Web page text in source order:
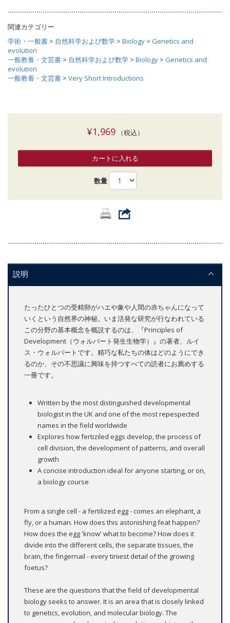
関連カテゴリー
学術・一般書 > 自然科学および数学 > Biology > Genetics and
evolution
一般教養・文芸書 > 自然科学および数学 > Biology > Genetics and
evolution
一般教養・文芸書 > Very Short Introductions
¥1,969（税込）
カートに入れる
数量
説明
たったひとつの受精卵がハエや象や人間の赤ちゃんになって
いくという自然界の神秘。いま活発な研究が行なわれている
この分野の基本概念を概説するのは、『Principles of
Development（ウォルパート発生生物学）』の著者、ルイ
ス・ウォルパートです。精巧な私たちの体はどのようにでき
るのか、その不思議に興味を持つすべての読者にお薦めする
一冊です。
Written by the most distinguished developmental
biologist in the UK and one of the most repespected
names in the field worldwide
Explores how fertiziled eggs develop, the process of
cell division, the development of patterns, and overall
growth
A concise introduction ideal for anyone starting, or on,
a biology course
From a single cell - a fertilized egg - comes an elephant, a
fly, or a human. How does this astonishing feat happen?
How does the egg 'know' what to become? How does it
divide into the different cells, the separate tissues, the
brain, the fingernail - every tiniest detail of the growing
foetus?
These are the questions that the field of developmental
biology seeks to answer. It is an area that is closely linked
to genetics, evolution, and molecular biology. The